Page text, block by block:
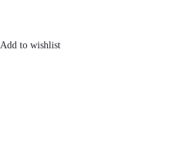
Add to wishlist